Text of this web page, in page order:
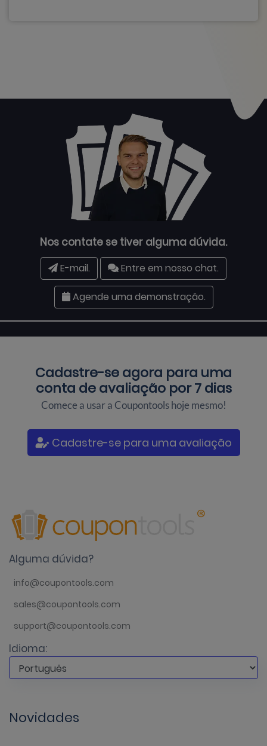
Nos contate se tiver alguma dúvida.
E-mail. Entre em nosso chat.
Agende uma demonstração.
Cadastre-se agora para uma
conta de avaliação por 7 dias
Comece a usar a Coupontools hoje mesmo!
Cadastre-se para uma avaliação
Alguma dúvida?
info@coupontools.com
sales@coupontools.com
support@coupontools.com
Idioma:
Novidades